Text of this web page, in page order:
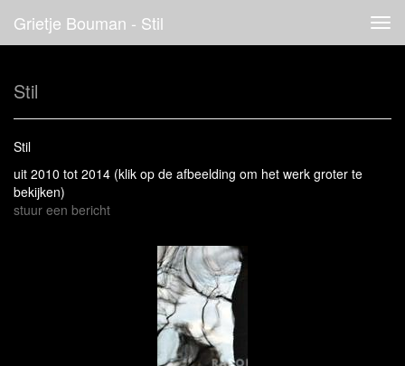
Grietje Bouman - Stil
Stil
Stil
uit 2010 tot 2014 (klik op de afbeelding om het werk groter te
bekijken)
stuur een bericht